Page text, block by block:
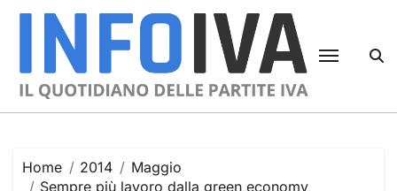
Skip
Home 2014
Maggio
Sempre più lavoro dalla green economy